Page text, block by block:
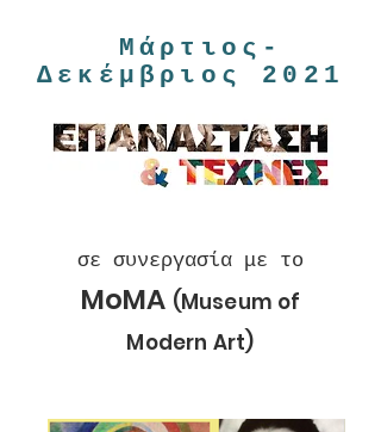
Μάρτιος-
Δεκέμβριος 2021
σε συνεργασία με το
MoMA (Museum of
Modern Art)